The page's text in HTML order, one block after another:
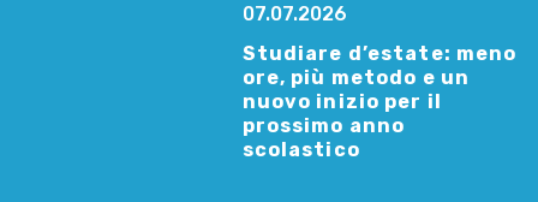
07.07.2026
Studiare d’estate: meno
ore, più metodo e un
nuovo inizio per il
prossimo anno
scolastico